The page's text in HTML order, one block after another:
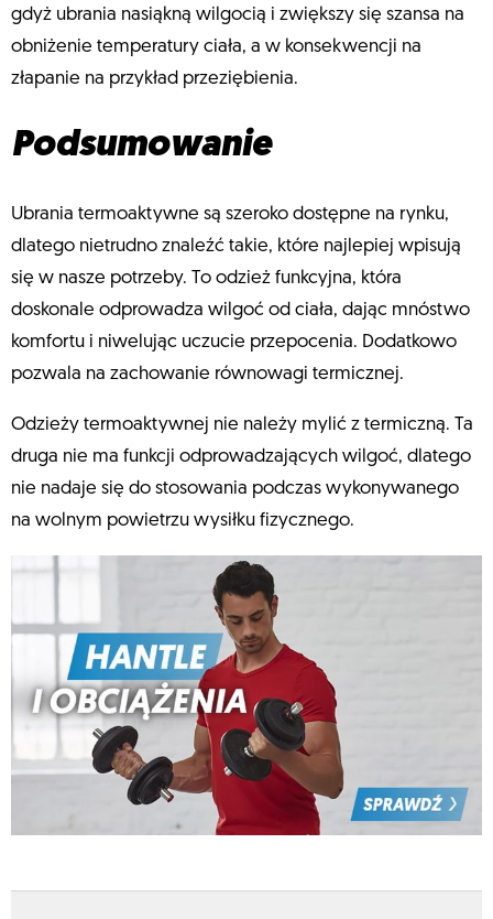
gdyż ubrania nasiąkną wilgocią i zwiększy się szansa na
obniżenie temperatury ciała, a w konsekwencji na
złapanie na przykład przeziębienia.
Podsumowanie
Ubrania termoaktywne są szeroko dostępne na rynku,
dlatego nietrudno znaleźć takie, które najlepiej wpisują
się w nasze potrzeby. To odzież funkcyjna, która
doskonale odprowadza wilgoć od ciała, dając mnóstwo
komfortu i niwelując uczucie przepocenia. Dodatkowo
pozwala na zachowanie równowagi termicznej.
Odzieży termoaktywnej nie należy mylić z termiczną. Ta
druga nie ma funkcji odprowadzających wilgoć, dlatego
nie nadaje się do stosowania podczas wykonywanego
na wolnym powietrzu wysiłku fizycznego.